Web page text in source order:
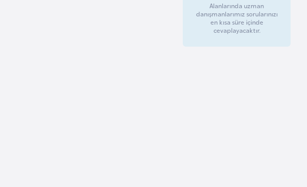
Alanlarında uzman
danışmanlarımız sorularınızı
en kısa süre içinde
cevaplayacaktır.